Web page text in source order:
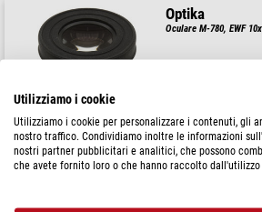
Optika
Oculare M-780, EWF
$ 100,00
spedibile in6-
Utilizziamo i cookie
Utilizziamo i cookie per personalizzare i contenuti, gli
nostro traffico. Condividiamo inoltre le informazioni
nostri partner pubblicitari e analitici, che possono
che avete fornito loro o che hanno raccolto dall'utilizzo